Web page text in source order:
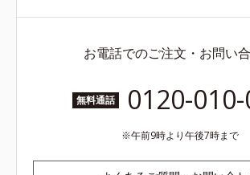
お電話でのご注文・お問い
無料通話 0120-
午前9時より午後7時まで